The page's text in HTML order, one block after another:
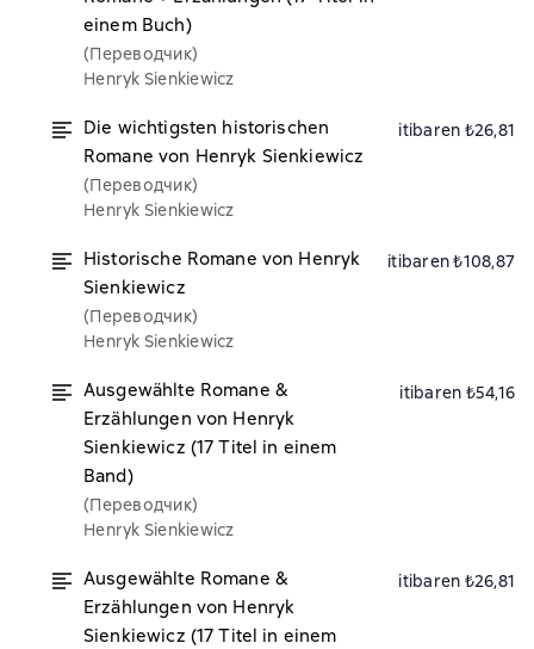
einem Buch)
(Переводчик)
Henryk Sienkiewicz
Die wichtigsten historischen
Romane von Henryk Sienkiewicz
(Переводчик)
Henryk Sienkiewicz
itibaren ₺26,81
Historische Romane von Henryk
Sienkiewicz
(Переводчик)
Henryk Sienkiewicz
itibaren ₺108,87
Ausgewählte Romane &
Erzählungen von Henryk
Sienkiewicz (17 Titel in einem
Band)
(Переводчик)
Henryk Sienkiewicz
itibaren ₺54,16
Ausgewählte Romane &
Erzählungen von Henryk
Sienkiewicz (17 Titel in einem
itibaren ₺26,81